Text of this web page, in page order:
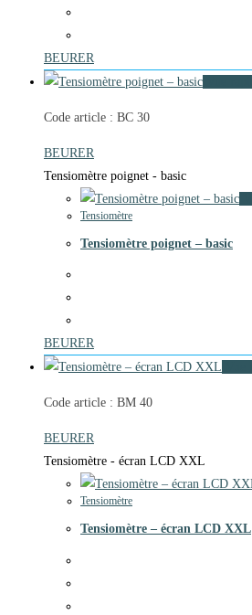
BEURER
Code article : BC 30
BEURER
Tensiomètre poignet - basic
Tensiomètre
Tensiomètre poignet – basic
BEURER
Code article : BM 40
BEURER
Tensiomètre - écran LCD XXL
Tensiomètre
Tensiomètre – écran LCD XXL